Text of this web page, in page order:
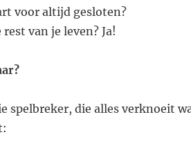
voor altijd gesloten?
rest van je leven? Ja!
spelbreker, die alles verknoeit